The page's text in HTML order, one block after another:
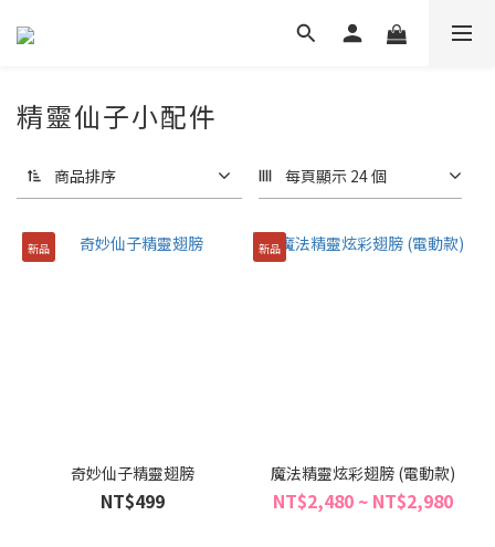
精靈仙子小配件
商品排序 每頁顯示 24 個
新品
奇妙仙子精靈翅膀
NT$499
新品
魔法精靈炫彩翅膀 (電動款)
NT$2,480 ~ NT$2,980